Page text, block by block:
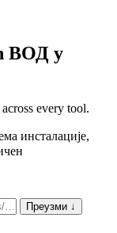
ВОД у
every tool.
инсталације,
Преузми ↓